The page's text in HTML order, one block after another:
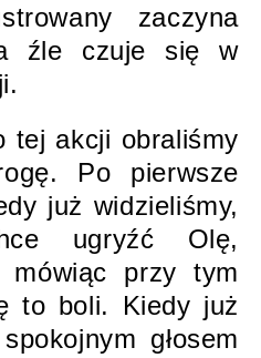
zaczyna
źle czuje się w
tej akcji obraliśmy
Po pierwsze
już widzieliśmy,
ugryźć Olę,
mówiąc przy tym
to boli. Kiedy już
głosem